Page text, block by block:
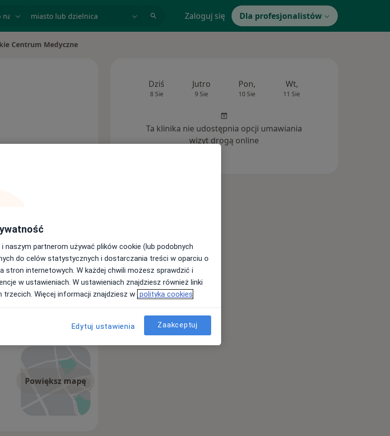
Zaloguj się Dla profesjonalistów
Centrum Medyczne
Powiększ mapę
Dziś
8 Sie
Jutro
9 Sie
Pon,
10 Sie
Wt,
11 Sie
Ta klinika nie udostępnia opcji umawiania
wizyt drogą online
naszym partnerom używać plików cookie (lub podobnych
do celów statystycznych i dostarczania treści w oparciu o
stron internetowych. W każdej chwili możesz sprawdzić i
w ustawieniach. W ustawieniach znajdziesz również linki
Więcej informacji znajdziesz w polityka cookies
Edytuj ustawienia Zaakceptuj